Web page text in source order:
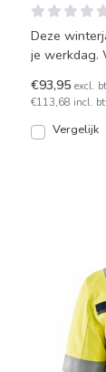
Deze
je werkdag.
€93,95 excl.
€113,68 incl.
Vergelijk